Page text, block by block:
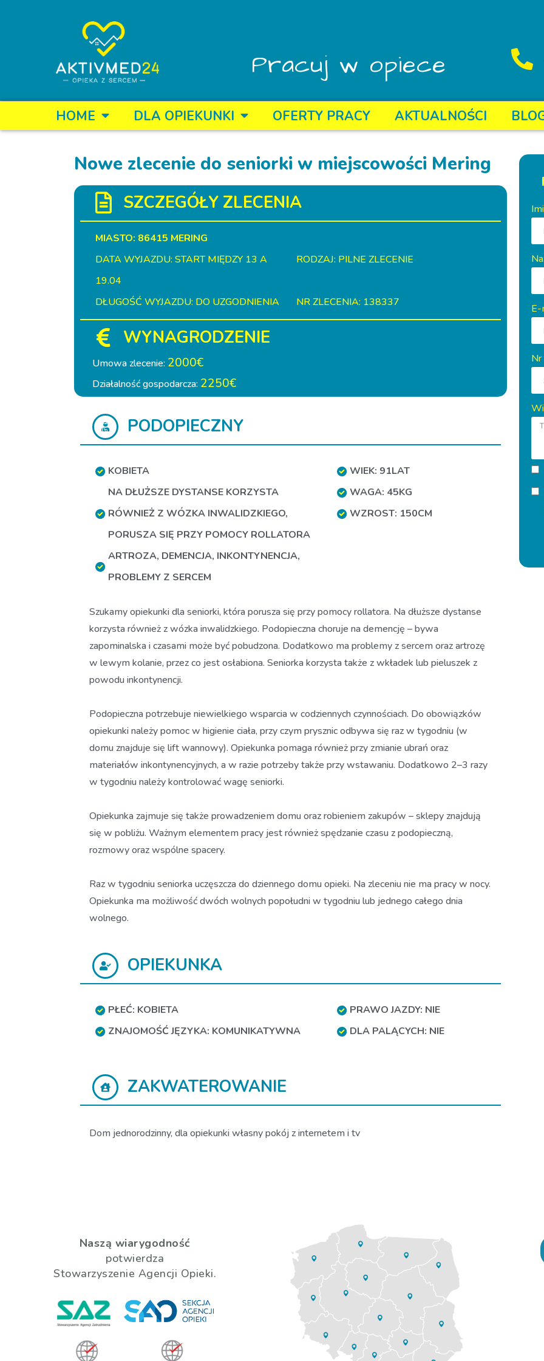
Pracuj w opiece
HOME DLA OPIEKUNKI OFERTY PRACY AKTUALNOŚCI
Nowe zlecenie do seniorki w miejscowości Mering
SZCZEGÓŁY ZLECENIA
MIASTO: 86415 MERING
DATA WYJAZDU: START MIĘDZY 13 A
19.04
RODZAJ: PILNE ZLECENIE
DŁUGOŚĆ WYJAZDU: DO UZGODNIENIA NR ZLECENIA: 138337
WYNAGRODZENIE
Umowa zlecenie: 2000€
Działalność gospodarcza: 2250€
PODOPIECZNY
KOBIETA
NA DŁUŻSZE DYSTANSE KORZYSTA
RÓWNIEŻ Z WÓZKA INWALIDZKIEGO,
PORUSZA SIĘ PRZY POMOCY ROLLATORA
ARTROZA, DEMENCJA, INKONTYNENCJA,
PROBLEMY Z SERCEM
WIEK: 91LAT
WAGA: 45KG
WZROST: 150CM
Szukamy opiekunki dla seniorki, która porusza się przy pomocy rollatora. Na dłuższe dystanse
korzysta również z wózka inwalidzkiego. Podopieczna choruje na demencję – bywa
zapominalska i czasami może być pobudzona. Dodatkowo ma problemy z sercem oraz artrozę
w lewym kolanie, przez co jest osłabiona. Seniorka korzysta także z wkładek lub pieluszek z
powodu inkontynencji.
Podopieczna potrzebuje niewielkiego wsparcia w codziennych czynnościach. Do obowiązków
opiekunki należy pomoc w higienie ciała, przy czym prysznic odbywa się raz w tygodniu (w
domu znajduje się lift wannowy). Opiekunka pomaga również przy zmianie ubrań oraz
materiałów inkontynencyjnych, a w razie potrzeby także przy wstawaniu. Dodatkowo 2–3 razy
w tygodniu należy kontrolować wagę seniorki.
Opiekunka zajmuje się także prowadzeniem domu oraz robieniem zakupów – sklepy znajdują
się w pobliżu. Ważnym elementem pracy jest również spędzanie czasu z podopieczną,
rozmowy oraz wspólne spacery.
Raz w tygodniu seniorka uczęszcza do dziennego domu opieki. Na zleceniu nie ma pracy w nocy.
Opiekunka ma możliwość dwóch wolnych popołudni w tygodniu lub jednego całego dnia
wolnego.
OPIEKUNKA
PŁEĆ: KOBIETA
ZNAJOMOŚĆ JĘZYKA: KOMUNIKATYWNA
PRAWO JAZDY: NIE
DLA PALĄCYCH: NIE
ZAKWATEROWANIE
Dom jednorodzinny, dla opiekunki własny pokój z internetem i tv
Naszą wiarygodność
potwierdza
Stowarzyszenie Agencji Opieki.